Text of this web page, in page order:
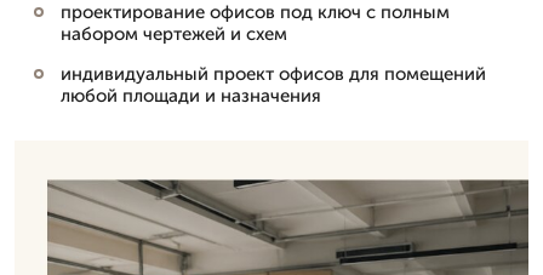
проектирование офисов под ключ с полным
набором чертежей и схем
индивидуальный проект офисов для помещений
любой площади и назначения